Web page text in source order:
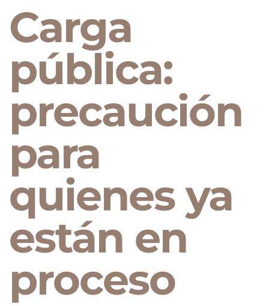
Carga
pública:
precaución
para
quienes ya
están en
proceso